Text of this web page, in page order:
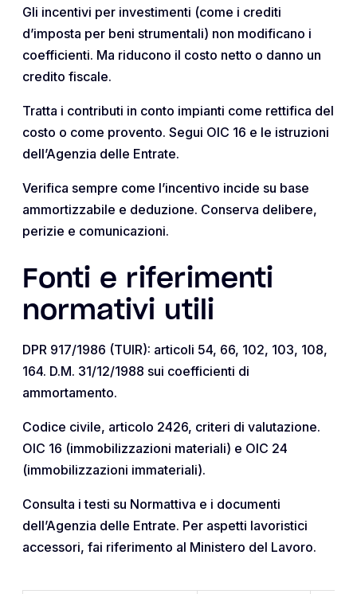
Gli incentivi per investimenti (come i crediti
d’imposta per beni strumentali) non modificano i
coefficienti. Ma riducono il costo netto o danno un
credito fiscale.
Tratta i contributi in conto impianti come rettifica del
costo o come provento. Segui OIC 16 e le istruzioni
dell’Agenzia delle Entrate.
Verifica sempre come l’incentivo incide su base
ammortizzabile e deduzione. Conserva delibere,
perizie e comunicazioni.
Fonti e riferimenti
normativi utili
DPR 917/1986 (TUIR): articoli 54, 66, 102, 103, 108,
164. D.M. 31/12/1988 sui coefficienti di
ammortamento.
Codice civile, articolo 2426, criteri di valutazione.
OIC 16 (immobilizzazioni materiali) e OIC 24
(immobilizzazioni immateriali).
Consulta i testi su Normattiva e i documenti
dell’Agenzia delle Entrate. Per aspetti lavoristici
accessori, fai riferimento al Ministero del Lavoro.